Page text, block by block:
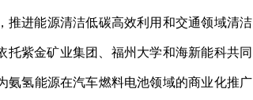
推进能源清洁低碳高效利用和交通领域清洁
紫金矿业集团、福州大学和海新能科共同
氨氢能源在汽车燃料电池领域的商业化推广